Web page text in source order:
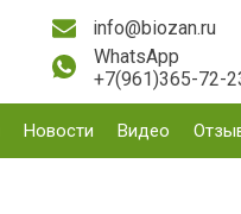
info@biozan.ru
WhatsApp
+7(961)365-72-
Новости Видео